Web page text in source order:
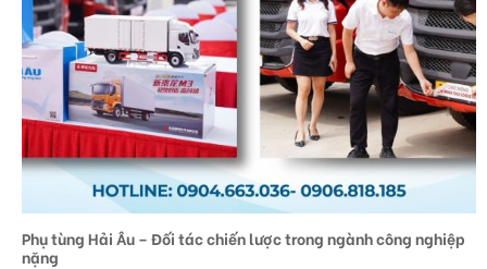
Phụ tùng Hải Âu – Đối tác chiến lược trong ngành công nghiệp
nặng